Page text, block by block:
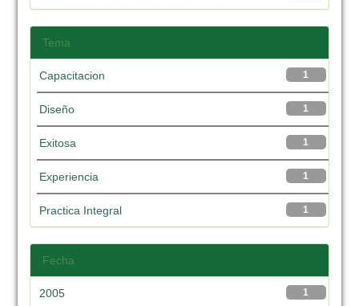
Tema
1
Capacitacion
1
Diseño
1
Exitosa
1
Experiencia
1
Practica Integral
Fecha
1
2005